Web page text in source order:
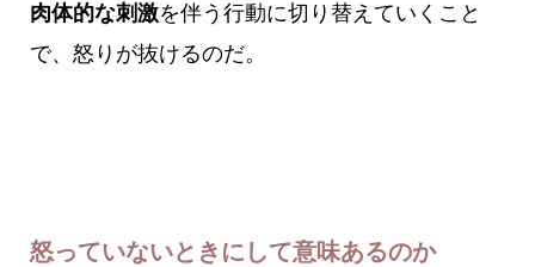
肉体的な刺激を伴う行動に切り替えていくこと
で、怒りが抜けるのだ。
怒っていないときにして意味あるのか